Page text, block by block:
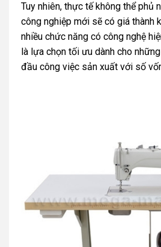
Tuy nhiên, thực tế không thể phủ
công nghiệp mới sẽ có giá thành
nhiều chức năng có công nghệ
là lựa chọn tối ưu dành cho
đầu công việc sản xuất với số